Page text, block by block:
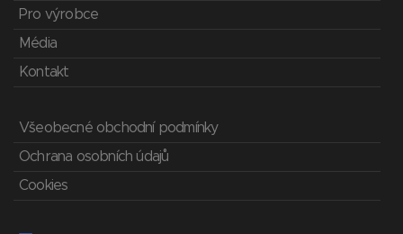
Pro výrobce
Média
Kontakt
Všeobecné obchodní podmínky
Ochrana osobních údajů
Cookies